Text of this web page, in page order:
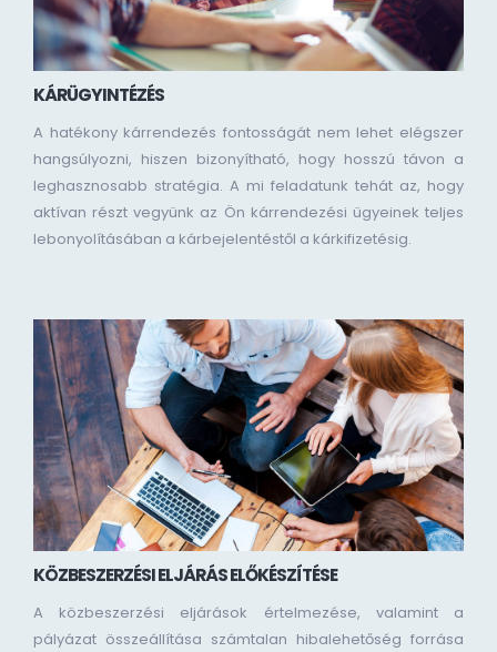
KÁRÜGYINTÉZÉS
A hatékony kárrendezés fontosságát nem lehet elégszer
hangsúlyozni, hiszen bizonyítható, hogy hosszú távon a
leghasznosabb stratégia. A mi feladatunk tehát az, hogy
aktívan részt vegyünk az Ön kárrendezési ügyeinek teljes
lebonyolításában a kárbejelentéstől a kárkifizetésig.
KÖZBESZERZÉSI ELJÁRÁS ELŐKÉSZÍTÉSE
A közbeszerzési eljárások értelmezése, valamint a
pályázat összeállítása számtalan hibalehetőség forrása